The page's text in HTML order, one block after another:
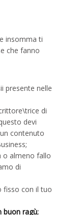
insomma ti
che fanno
presente nelle
di
devi
contenuto
o almeno fallo
di
fisso con il tuo
buon ragù;